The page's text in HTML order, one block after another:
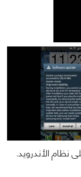
نظام الأندرويد.